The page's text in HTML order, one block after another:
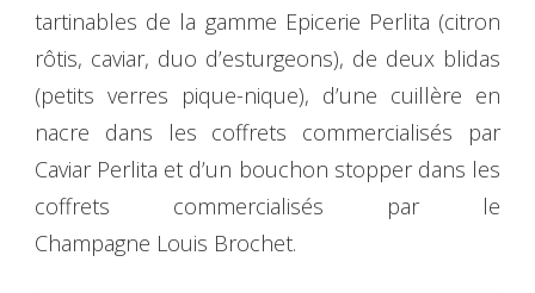
tartinables de la gamme Epicerie Perlita (citron
rôtis, caviar, duo d’esturgeons), de deux blidas
(petits verres pique-nique), d’une cuillère en
nacre dans les coffrets commercialisés par
Caviar Perlita et d’un bouchon stopper dans les
coffrets commercialisés par le
Champagne Louis Brochet.